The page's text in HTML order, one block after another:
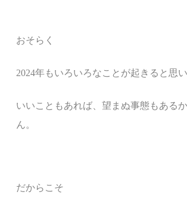
おそらく
2024年もいろいろなことが起きると思い
いいこともあれば、望まぬ事態もある
ん。
だからこそ